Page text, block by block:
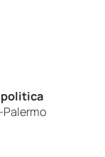
politica
Palermo